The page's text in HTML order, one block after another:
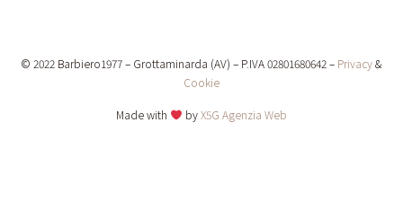
© 2022 Barbiero1977 – Grottaminarda (AV) – P.IVA 02801680642 – Privacy&
Cookie
Made with byX5G Agenzia Web